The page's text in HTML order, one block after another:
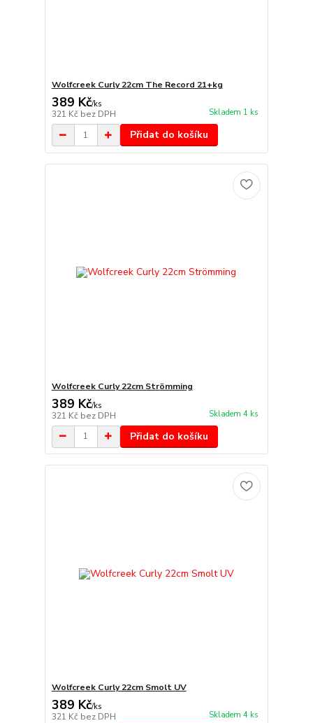
Wolfcreek Curly 22cm The Record 21+kg
389 Kč/ks
321 Kč bez DPH Skladem 1 ks
Přidat do košíku
Wolfcreek Curly 22cm Strömming
389 Kč/ks
321 Kč bez DPH Skladem 4 ks
Přidat do košíku
Wolfcreek Curly 22cm Smolt UV
389 Kč/ks
321 Kč bez DPH Skladem 4 ks